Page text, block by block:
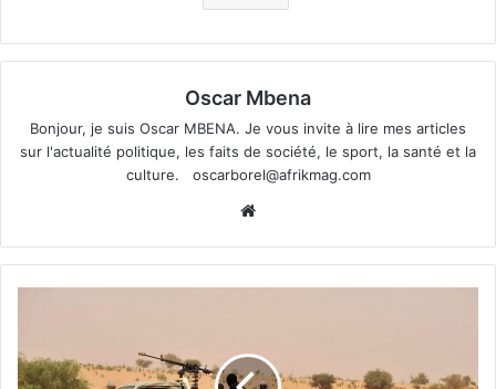
Oscar Mbena
Bonjour, je suis Oscar MBENA. Je vous invite à lire mes articles
sur l'actualité politique, les faits de société, le sport, la santé et la
culture. oscarborel@afrikmag.com